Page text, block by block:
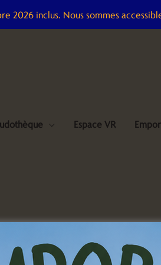
2026 inclus. Nous sommes
Espace VR